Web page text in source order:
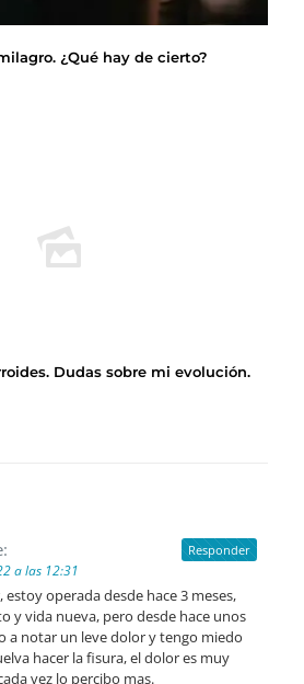
¿Qué hay de cierto?
Dudas sobre mi evolución.
a las 12:31
estoy operada desde hace 3 meses,
y vida nueva, pero desde hace unos
a notar un leve dolor y tengo miedo
hacer la fisura, el dolor es muy
vez lo percibo mas.
Responder